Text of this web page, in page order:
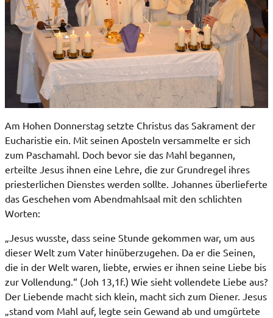
Am Hohen Donnerstag setzte Christus das Sakrament der
Eucharistie ein. Mit seinen Aposteln versammelte er sich
zum Paschamahl. Doch bevor sie das Mahl begannen,
erteilte Jesus ihnen eine Lehre, die zur Grundregel ihres
priesterlichen Dienstes werden sollte. Johannes überlieferte
das Geschehen vom Abendmahlsaal mit den schlichten
Worten:
„Jesus wusste, dass seine Stunde gekommen war, um aus
dieser Welt zum Vater hinüberzugehen. Da er die Seinen,
die in der Welt waren, liebte, erwies er ihnen seine Liebe bis
zur Vollendung.“ (Joh 13,1f.) Wie sieht vollendete Liebe aus?
Der Liebende macht sich klein, macht sich zum Diener. Jesus
„stand vom Mahl auf, legte sein Gewand ab und umgürtete